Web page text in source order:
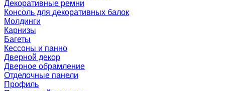
Декоративные ремни
Консоль для декоративных балок
Молдинги
Карнизы
Багеты
Кессоны и панно
Дверной декор
Дверное обрамление
Отделочные панели
Профиль